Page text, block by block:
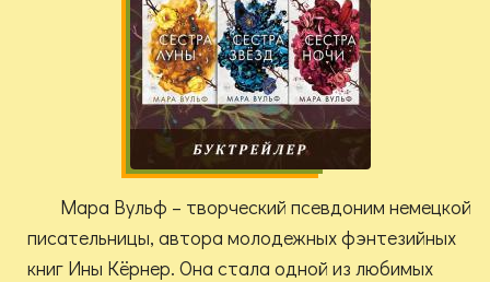
Мара Вульф – творческий псевдоним немецкой
писательницы, автора молодежных фэнтезийных
книг Ины Кёрнер. Она стала одной из любимых